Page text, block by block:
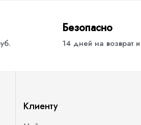
Безопасно
14 дней на возврат
Клиенту